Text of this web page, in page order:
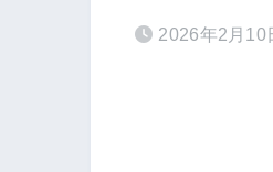
2026年2月10